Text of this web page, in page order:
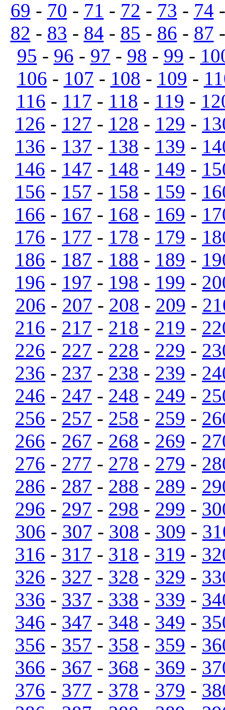
69 - 70 - 71 - 72 - 73 - 74
82 - 83 - 84 - 85 - 86 - 87
95 - 96 - 97 - 98 - 99 -
106 - 107 - 108 - 109 -
116 - 117 - 118 - 119 -
126 - 127 - 128 - 129 -
136 - 137 - 138 - 139 -
146 - 147 - 148 - 149 -
156 - 157 - 158 - 159 -
166 - 167 - 168 - 169 -
176 - 177 - 178 - 179 -
186 - 187 - 188 - 189 -
196 - 197 - 198 - 199 -
206 - 207 - 208 - 209 -
216 - 217 - 218 - 219 -
226 - 227 - 228 - 229 -
236 - 237 - 238 - 239 -
246 - 247 - 248 - 249 -
256 - 257 - 258 - 259 -
266 - 267 - 268 - 269 -
276 - 277 - 278 - 279 -
286 - 287 - 288 - 289 -
296 - 297 - 298 - 299 -
306 - 307 - 308 - 309 -
316 - 317 - 318 - 319 -
326 - 327 - 328 - 329 -
336 - 337 - 338 - 339 -
346 - 347 - 348 - 349 -
356 - 357 - 358 - 359 -
366 - 367 - 368 - 369 -
376 - 377 - 378 - 379 -